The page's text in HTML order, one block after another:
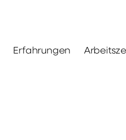
Erfahrungen